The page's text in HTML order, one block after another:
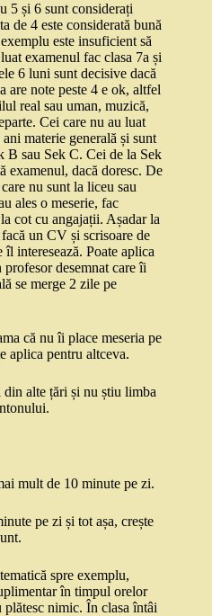
5 și 6 sunt considerați
de 4 este considerată bună
este insuficient să
examenul fac clasa 7a și
6 luni sunt decisive dacă
are note peste 4 e ok, altfel
real sau uman, muzică,
Cei care nu au luat
materie generală și sunt
B sau Sek C. Cei de la Sek
examenul, dacă doresc. De
nu sunt la liceu sau
ales o meserie, fac
cot cu angajații. Așadar la
un CV și scrisoare de
interesează. Poate aplica
desemnat care îi
se merge 2 zile pe
că nu îi place meseria pe
aplica pentru altceva.
alte țări și nu știu limba
mult de 10 minute pe zi.
pe zi și tot așa, crește
spre exemplu,
în timpul orelor
nimic. În clasa întâi